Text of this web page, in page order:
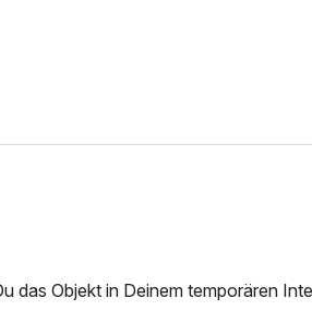
das Objekt in Deinem temporären